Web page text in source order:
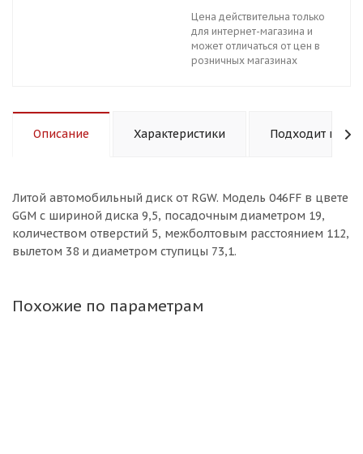
Цена действительна только
для интернет-магазина и
может отличаться от цен в
розничных магазинах
Описание Характеристики Подходит к
Литой aвтомобильный диск от RGW. Модель 046FF в цвете
GGM с шириной диска 9,5, посадочным диаметром 19,
количеством отверстий 5, межболтовым расстоянием 112,
вылетом 38 и диаметром ступицы 73,1.
Похожие по параметрам